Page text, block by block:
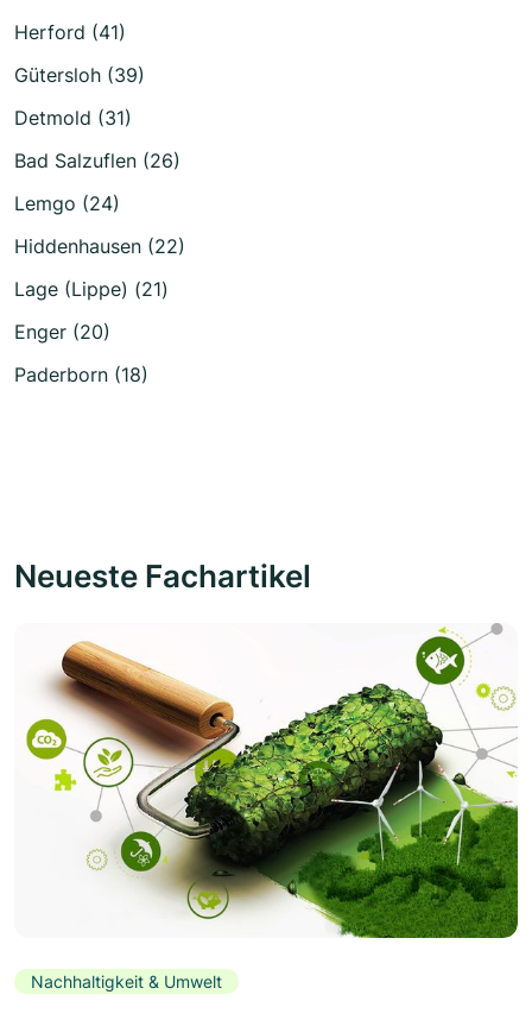
Herford (41)
Gütersloh (39)
Detmold (31)
Bad Salzuflen (26)
Lemgo (24)
Hiddenhausen (22)
Lage (Lippe) (21)
Enger (20)
Paderborn (18)
Neueste Fachartikel
Nachhaltigkeit & Umwelt